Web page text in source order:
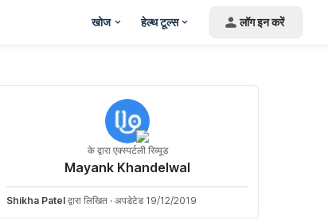
खोज हेल्थ टूल्स लॉग इन करें
के द्वारा एक्स्पर्टली रिव्यूड
Mayank Khandelwal
Shikha Patel द्वारा लिखित · अपडेटेड 19/12/2019